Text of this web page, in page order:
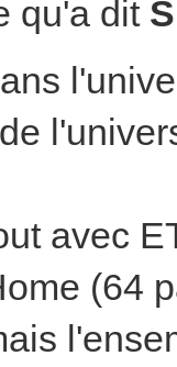
qu'a dit
avec
(64